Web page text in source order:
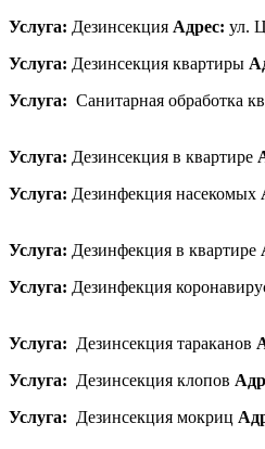
Услуга: Дезинсекция Адрес: ул.
Услуга: Дезинсекция квартиры
Услуга: Санитарная обработка
Услуга: Дезинсекция в квартире
Услуга: Дезинфекция насекомых
Услуга: Дезинфекция в квартире
Услуга: Дезинфекция
Услуга: Дезинсекция тараканов
Услуга: Дезинсекция клопов
Услуга: Дезинсекция мокриц